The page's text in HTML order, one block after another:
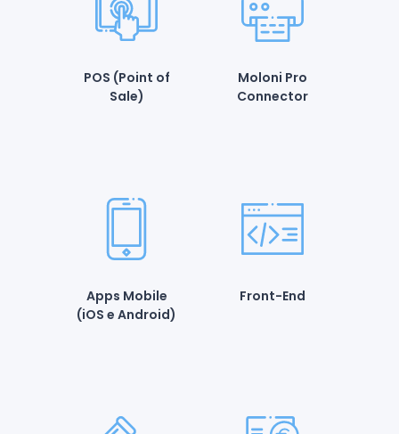
POS (Point of
Sale)
Moloni Pro
Connector
Apps Mobile
(iOS e Android)
Front-End